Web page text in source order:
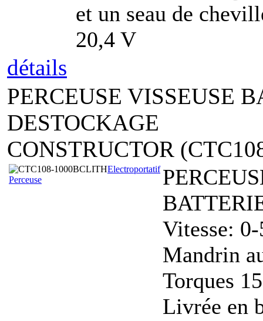
et un seau de
20,4 V
détails
PERCEUSE VISSEUSE
DESTOCKAGE
CONSTRUCTOR
Electroportatif
Perceuse
Vitesse:
Mandrin
Torques
Livrée en